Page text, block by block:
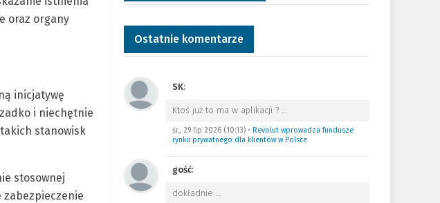
oraz organy
inicjatywę
i niechętnie
stanowisk
stosownej
Ostatnie komentarze
SK:
Ktoś już to ma w aplikacji ? …
śr., 29 lip 2026 (10:13)• Revolut wprowadza fundusze
rynku prywatnego dla klientów w Polsce
gość:
dokładnie …